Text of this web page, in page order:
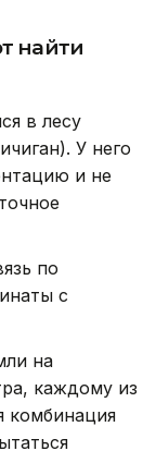
найти
в лесу
У него
и не
по
с
на
каждому из
комбинация